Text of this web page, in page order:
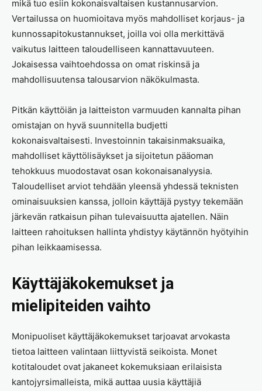
mikä tuo esiin kokonaisvaltaisen kustannusarvion.
Vertailussa on huomioitava myös mahdolliset korjaus- ja
kunnossapitokustannukset, joilla voi olla merkittävä
vaikutus laitteen taloudelliseen kannattavuuteen.
Jokaisessa vaihtoehdossa on omat riskinsä ja
mahdollisuutensa talousarvion näkökulmasta.
Pitkän käyttöiän ja laitteiston varmuuden kannalta pihan
omistajan on hyvä suunnitella budjetti
kokonaisvaltaisesti. Investoinnin takaisinmaksuaika,
mahdolliset käyttölisäykset ja sijoitetun pääoman
tehokkuus muodostavat osan kokonaisanalyysia.
Taloudelliset arviot tehdään yleensä yhdessä teknisten
ominaisuuksien kanssa, jolloin käyttäjä pystyy tekemään
järkevän ratkaisun pihan tulevaisuutta ajatellen. Näin
laitteen rahoituksen hallinta yhdistyy käytännön hyötyihin
pihan leikkaamisessa.
Käyttäjäkokemukset ja
mielipiteiden vaihto
Monipuoliset käyttäjäkokemukset tarjoavat arvokasta
tietoa laitteen valintaan liittyvistä seikoista. Monet
kotitaloudet ovat jakaneet kokemuksiaan erilaisista
kantojyrsimalleista, mikä auttaa uusia käyttäjiä